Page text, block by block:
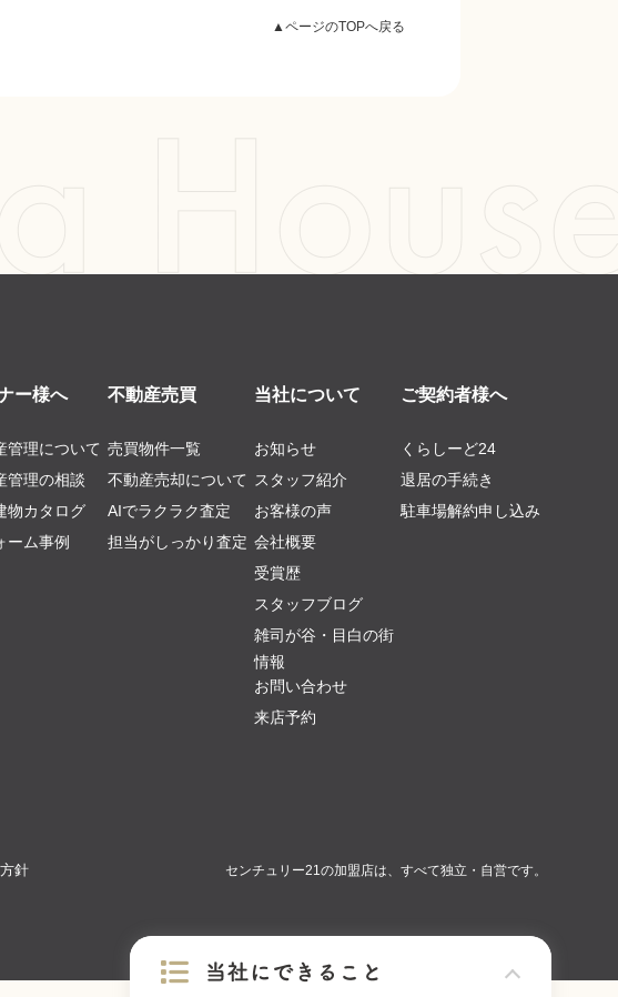
▲ページのTOPへ戻る
ー様へ
管理について
管理の相談
物カタログ
ーム事例
不動産売買
売買物件一覧
不動産売却について
AIでラクラク査定
担当がしっかり査定
当社について
お知らせ
スタッフ紹介
お客様の声
会社概要
受賞歴
スタッフブログ
雑司が谷・目白の街
情報
お問い合わせ
来店予約
ご契約者様へ
くらしーど24
退居の手続き
駐車場解約申し込み
針 センチュリー21の加盟店は、すべて独立・自営です。